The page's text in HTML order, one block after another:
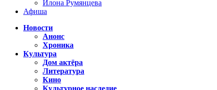
Илона Румянцева
Афиша
Новости
Анонс
Хроника
Культура
Дом актёра
Литература
Кино